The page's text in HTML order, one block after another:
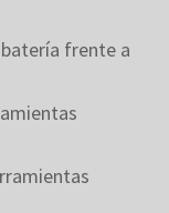
frente a